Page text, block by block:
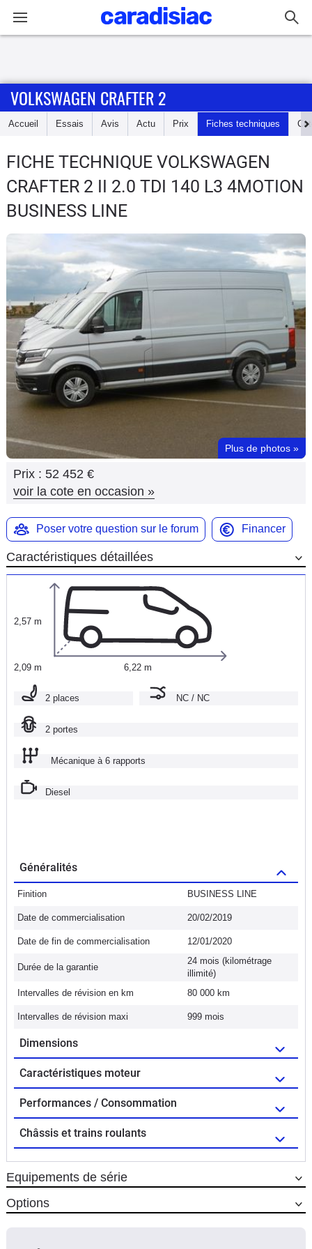
Accueil
Essais
Guide
d'achat
Electriques
Utilitaires
Flottes
Auto
Services
Forum
Moto
Marques
VOLKSWAGEN CRAFTER 2
Accueil Essais Avis Actu Prix Fiches techniques
FICHE TECHNIQUE VOLKSWAGEN
CRAFTER 2 II 2.0 TDI 140 L3 4MOTION
BUSINESS LINE
Plus de photos »
Prix : 52 452 €
voir la cote en occasion »
Poser votre question sur le forum Financer
Caractéristiques détaillées
2,57 m
2,09 m 6,22 m
2 places NC / NC
2 portes
Mécanique à 6 rapports
Diesel
Généralités
Finition BUSINESS LINE
Date de commercialisation 20/02/2019
Date de fin de commercialisation 12/01/2020
Durée de la garantie
24 mois (kilométrage
illimité)
Intervalles de révision en km
80 000 km
Intervalles de révision maxi 999 mois
Dimensions
Caractéristiques moteur
Performances / Consommation
Châssis et trains roulants
Equipements de série
Options